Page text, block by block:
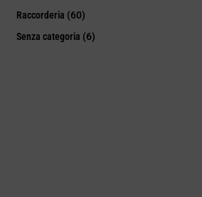
Raccorderia (60)
Senza categoria (6)